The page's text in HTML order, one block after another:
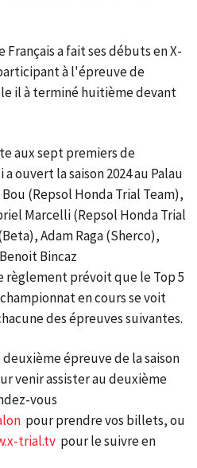
a fait ses débuts en X-
à l'épreuve de
il à terminé huitième devant
aux sept premiers de
ouvert la saison 2024 au Palau
(Repsol Honda Trial Team),
Marcelli (Repsol Honda Trial
Adam Raga (Sherco),
Bincaz
règlement prévoit que le Top 5
en cours se voit
des épreuves suivantes.
épreuve de la saison
venir assister au deuxième
vous
pour prendre vos billets, ou
trial.tv pour le suivre en